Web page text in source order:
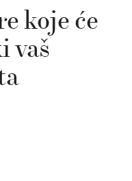
koje će
vaš